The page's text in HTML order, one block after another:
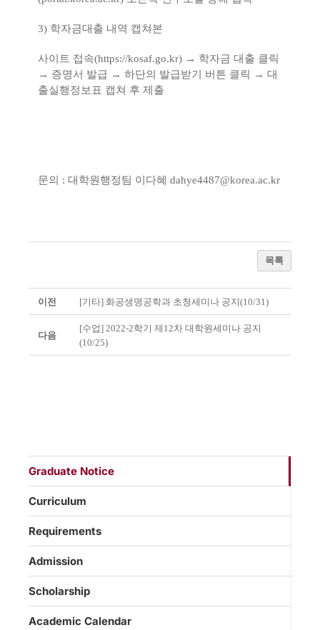
3) 학자금대출 내역 캡쳐본
사이트 접속(https://kosaf.go.kr) → 학자금 대출 클릭
→ 증명서 발급 → 하단의 발급받기 버튼 클릭 → 대
출실행정보표 캡쳐 후 제출
문의 : 대학원행정팀 이다혜 dahye4487@korea.ac.kr
목록
이전 [기타] 화공생명공학과 초청세미나 공지(10/31)
다음
[수업] 2022-2학기 제12차 대학원세미나 공지
(10/25)
Graduate Notice
Curriculum
Requirements
Admission
Scholarship
Academic Calendar